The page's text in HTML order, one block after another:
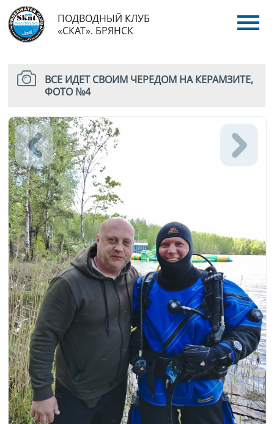
ПОДВОДНЫЙ КЛУБ
«СКАТ». БРЯНСК
ВСЕ ИДЕТ СВОИМ ЧЕРЕДОМ НА КЕРАМЗИТЕ,
ФОТО №4